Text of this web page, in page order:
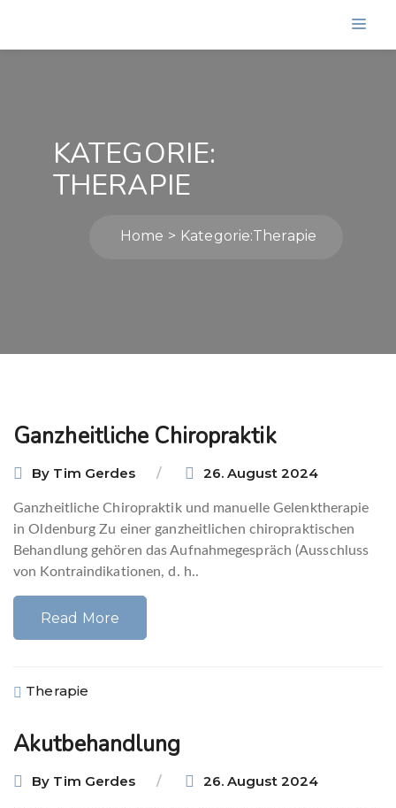
KATEGORIE:
THERAPIE
Home Kategorie:Therapie
Ganzheitliche Chiropraktik
By Tim Gerdes 26. August 2024
Ganzheitliche Chiropraktik und manuelle Gelenktherapie
in Oldenburg Zu einer ganzheitlichen chiropraktischen
Behandlung gehören das Aufnahmegespräch (Ausschluss
von Kontraindikationen, d. h..
Read More
Therapie
Akutbehandlung
By Tim Gerdes 26. August 2024